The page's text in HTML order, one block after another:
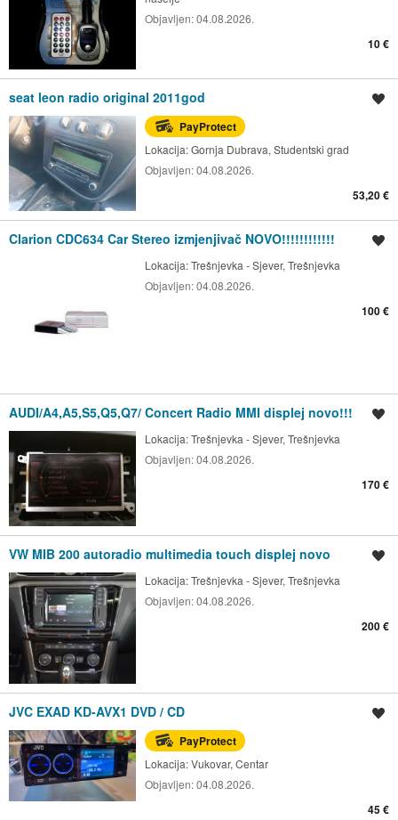
Objavljen:04.08.2026.
10 €
seat leon radio original 2011god
PayProtect
Lokacija:Gornja Dubrava, Studentski grad
Objavljen:04.08.2026.
53,20 €
Clarion CDC634 Car Stereo izmjenjivač NOVO!!!!!!!!!!!!
Lokacija:Trešnjevka - Sjever, Trešnjevka
Objavljen:04.08.2026.
100 €
AUDI/A4,A5,S5,Q5,Q7/ Concert Radio MMI displej novo!!!
Lokacija:Trešnjevka - Sjever, Trešnjevka
Objavljen:04.08.2026.
170 €
VW MIB 200 autoradio multimedia touch displej novo
Lokacija:Trešnjevka - Sjever, Trešnjevka
Objavljen:04.08.2026.
200 €
JVC EXAD KD-AVX1 DVD / CD
PayProtect
Lokacija:Vukovar, Centar
Objavljen:04.08.2026.
45 €